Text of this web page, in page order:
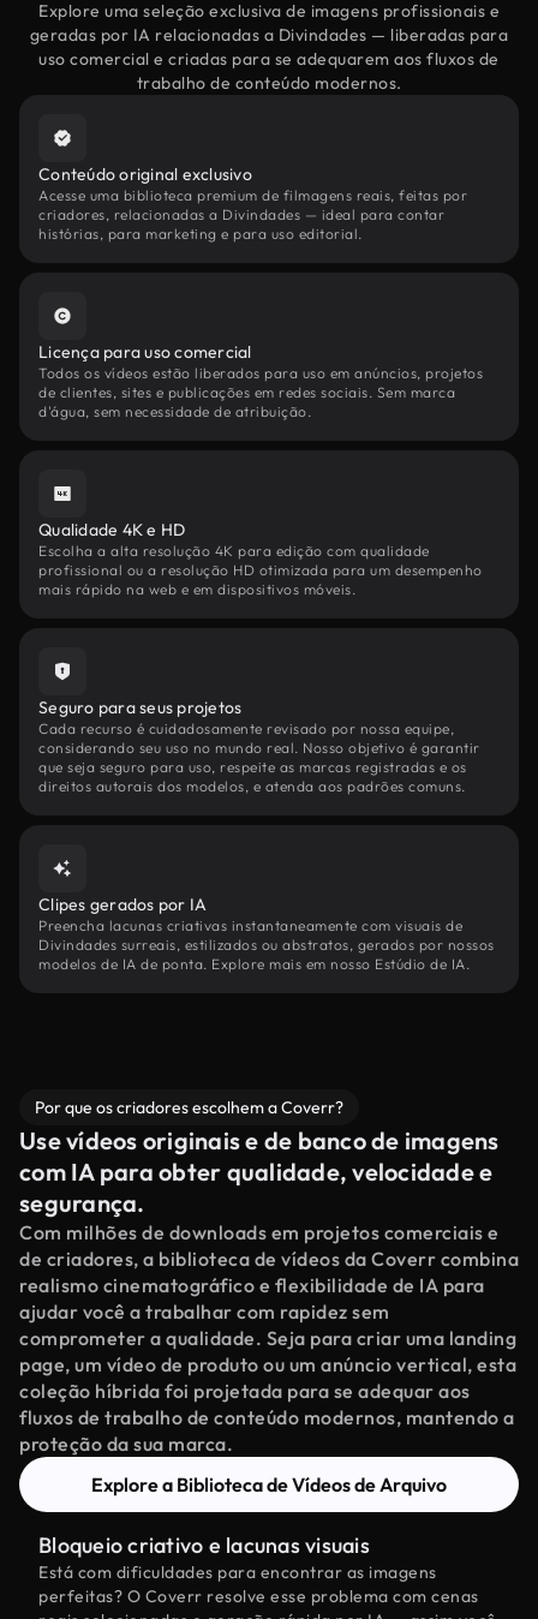
Explore uma seleção exclusiva de imagens profissionais e
geradas por IA relacionadas a Divindades — liberadas para
uso comercial e criadas para se adequarem aos fluxos de
trabalho de conteúdo modernos.
Conteúdo original exclusivo
Acesse uma biblioteca premium de filmagens reais, feitas por
criadores, relacionadas a Divindades — ideal para contar
histórias, para marketing e para uso editorial.
Licença para uso comercial
Todos os vídeos estão liberados para uso em anúncios, projetos
de clientes, sites e publicações em redes sociais. Sem marca
d'água, sem necessidade de atribuição.
Qualidade 4K e HD
Escolha a alta resolução 4K para edição com qualidade
profissional ou a resolução HD otimizada para um desempenho
mais rápido na web e em dispositivos móveis.
Seguro para seus projetos
Cada recurso é cuidadosamente revisado por nossa equipe,
considerando seu uso no mundo real. Nosso objetivo é garantir
que seja seguro para uso, respeite as marcas registradas e os
direitos autorais dos modelos, e atenda aos padrões comuns.
Clipes gerados por IA
Preencha lacunas criativas instantaneamente com visuais de
Divindades surreais, estilizados ou abstratos, gerados por nossos
modelos de IA de ponta. Explore mais em nosso Estúdio de IA.
Por que os criadores escolhem a Coverr?
Use vídeos originais e de banco de imagens
com IA para obter qualidade, velocidade e
segurança.
Com milhões de downloads em projetos comerciais e
de criadores, a biblioteca de vídeos da Coverr combina
realismo cinematográfico e flexibilidade de IA para
ajudar você a trabalhar com rapidez sem
comprometer a qualidade. Seja para criar uma landing
page, um vídeo de produto ou um anúncio vertical, esta
coleção híbrida foi projetada para se adequar aos
fluxos de trabalho de conteúdo modernos, mantendo a
proteção da sua marca.
Explore a Biblioteca de Vídeos de Arquivo
Bloqueio criativo e lacunas visuais
Está com dificuldades para encontrar as imagens
perfeitas? O Coverr resolve esse problema com cenas